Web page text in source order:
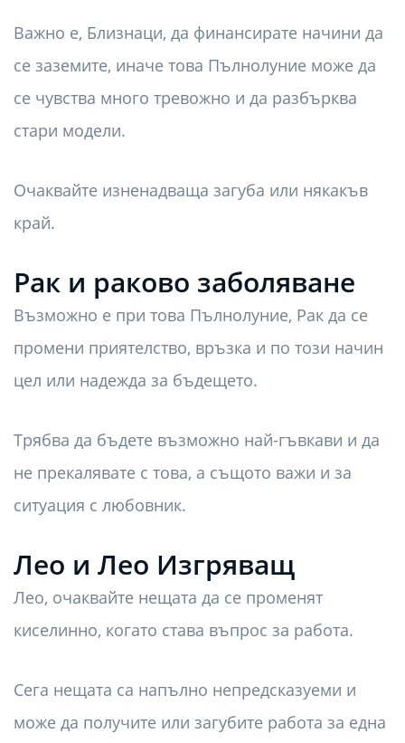
Важно е, Близнаци, да финансирате начини да
се заземите, иначе това Пълнолуние може да
се чувства много тревожно и да разбърква
стари модели.
Очаквайте изненадваща загуба или някакъв
край.
Рак и раково заболяване
Възможно е при това Пълнолуние, Рак да се
промени приятелство, връзка и по този начин
цел или надежда за бъдещето.
Трябва да бъдете възможно най-гъвкави и да
не прекалявате с това, а същото важи и за
ситуация с любовник.
Лео и Лео Изгряващ
Лео, очаквайте нещата да се променят
киселинно, когато става въпрос за работа.
Сега нещата са напълно непредсказуеми и
може да получите или загубите работа за една